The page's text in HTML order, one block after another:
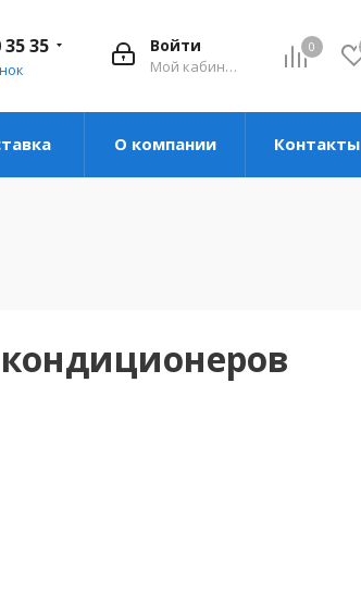
0
Войти
Мой кабинет
35 35
О компании Контакты